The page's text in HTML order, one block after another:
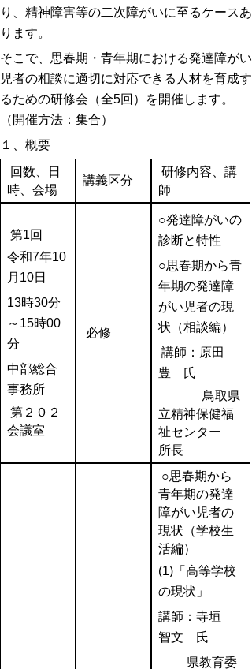
り、精神障害等の二次障がいに至るケースあ
ります。
そこで、思春期・青年期における発達障がい
児者の相談に適切に対応できる人材を育成す
るための研修会（全5回）を開催します。
（開催方法：集合）
１、概要
回数、日
時、会場
講義区分
研修内容 、講
師
第1回
令和7年10
月10日
13時30分
～15時00
分
中部総合
事務所
第２０２
会議室
必修
○発達障がいの
診断と特性
○思春期から青
年期の発達障
がい児者の現
状（相談編）
講師：原田
豊 氏
鳥取県
立精神保健福
祉センター
所長
○思春期から
青年期の発達
障がい児者の
現状（学校生
活編）
(1)「高等学校
の現状」
講師：寺垣
智文 氏
県教育委